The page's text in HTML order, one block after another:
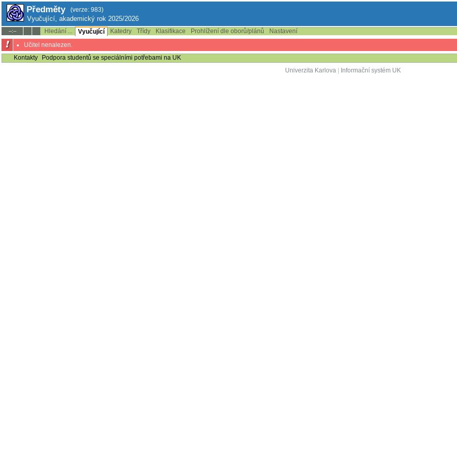
Předměty (verze: 983)
Vyučující, akademický rok 2025/2026
--:-- Hledání ... Vyučující Katedry Třídy Klasifikace Prohlížení dle oborů/plánů
Nastavení
Učitel nenalezen.
Kontakty
Podpora studentů se speciálními potřebami na UK
Univerzita Karlova| Informační systém UK